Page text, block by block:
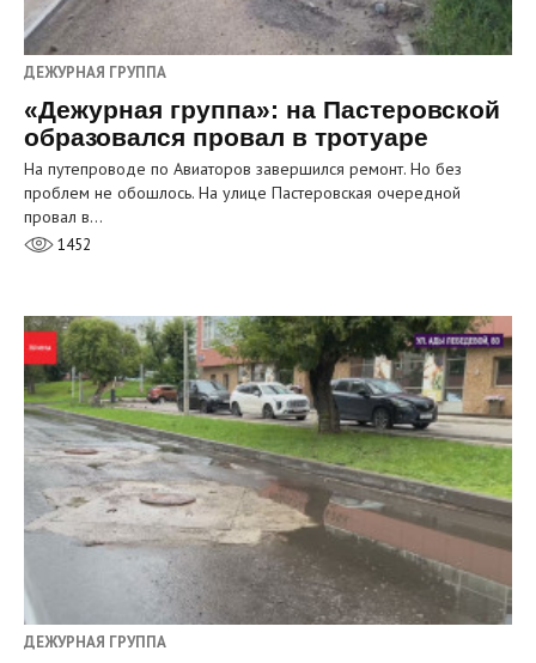
ДЕЖУРНАЯ ГРУППА
«Дежурная группа»: на Пастеровской
образовался провал в тротуаре
На путепроводе по Авиаторов завершился ремонт. Но без
проблем не обошлось. На улице Пастеровская очередной
провал в…
1452
ДЕЖУРНАЯ ГРУППА